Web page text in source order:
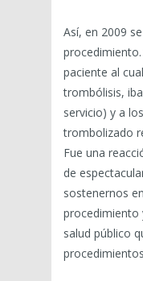
Así, en 2009
procedimiento.
paciente al
trombólisis,
servicio) y a
trombolizado
Fue una
de
sostenernos
procedimiento
salud público